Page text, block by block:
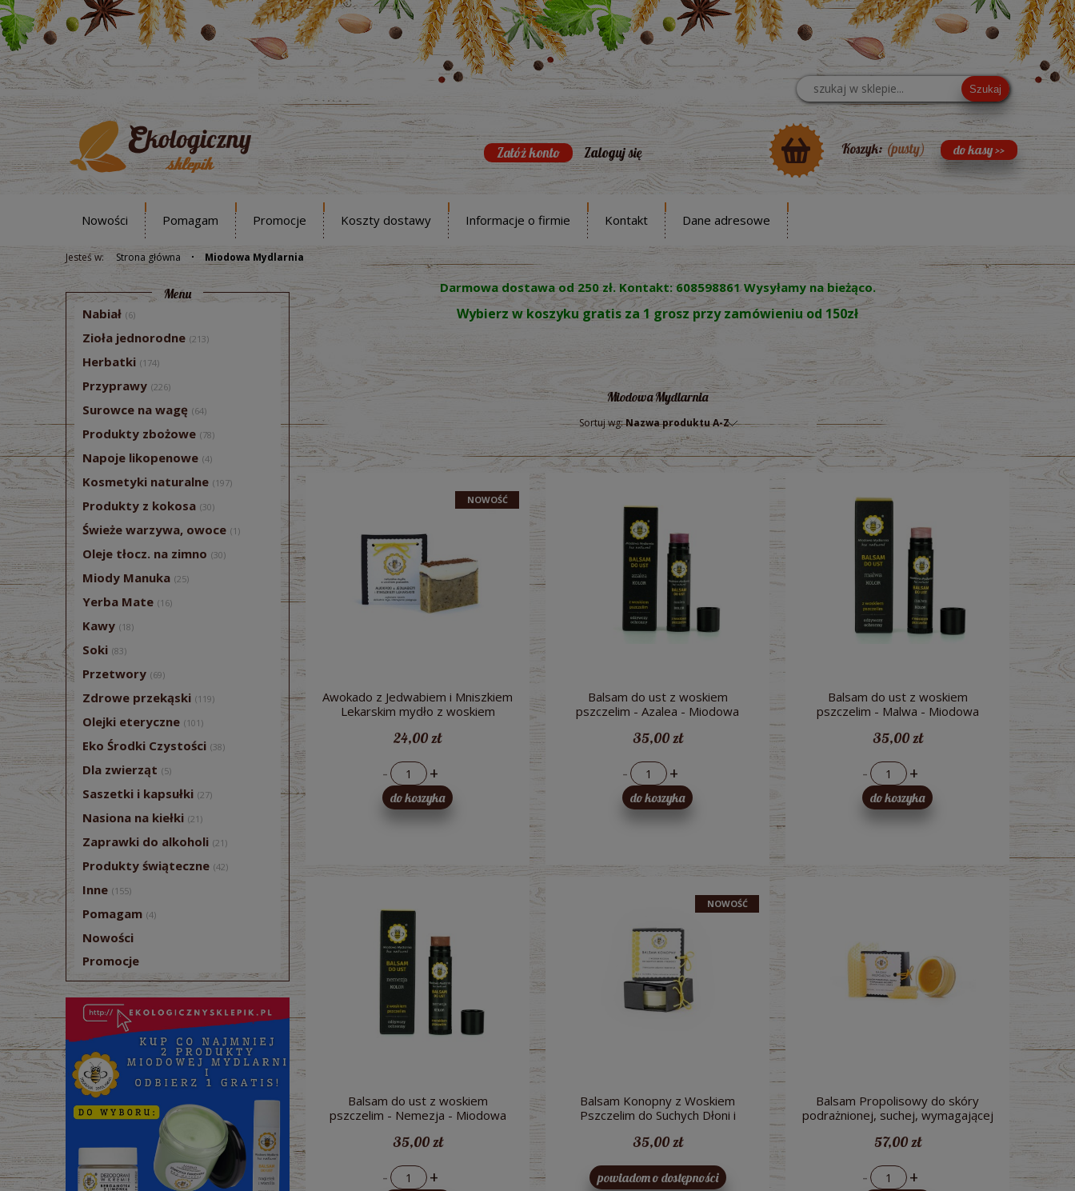
Szukaj
Załóż konto Zaloguj się Koszyk: (pusty)
Nowości Pomagam Promocje Koszty dostawy Informacje o firmie Kontakt Dane adresowe
Jesteś w: Strona główna Miodowa Mydlarnia
Menu
Nabiał (6)
Zioła jednorodne (213)
Herbatki (174)
Przyprawy (226)
Surowce na wagę (64)
Produkty zbożowe (78)
Napoje likopenowe (4)
Kosmetyki naturalne (197)
Produkty z kokosa (30)
Świeże warzywa, owoce (1)
Oleje tłocz. na zimno (30)
Miody Manuka (25)
Yerba Mate (16)
Kawy (18)
Soki (83)
Przetwory (69)
Zdrowe przekąski (119)
Olejki eteryczne (101)
Eko Środki Czystości (38)
Dla zwierząt (5)
Saszetki i kapsułki (27)
Nasiona na kiełki (21)
Zaprawki do alkoholi (21)
Produkty świąteczne (42)
Inne (155)
Pomagam (4)
Nowości
Promocje
Darmowa dostawa od 250 zł. Kontakt: 608598861 Wysyłamy na bieżąco.
Wybierz w koszyku gratis za 1 grosz przy zamówieniu od 150zł
Miodowa Mydlarnia
Sortuj wg:Nazwa produktu A-Z
Awokado z Jedwabiem i Mniszkiem
Lekarskim mydło z woskiem
24,00 zł
- +
do koszyka
NOWOŚĆ
Balsam do ust z woskiem
pszczelim - Azalea - Miodowa
35,00 zł
- +
do koszyka
Balsam do ust z woskiem
pszczelim - Malwa - Miodowa
35,00 zł
- +
do koszyka
Balsam do ust z woskiem
pszczelim - Nemezja - Miodowa
35,00 zł
- +
Balsam Konopny z Woskiem
Pszczelim do Suchych Dłoni i
35,00 zł
powiadom o dostępności
NOWOŚĆ
Balsam Propolisowy do skóry
podrażnionej, suchej, wymagającej
57,00 zł
- +